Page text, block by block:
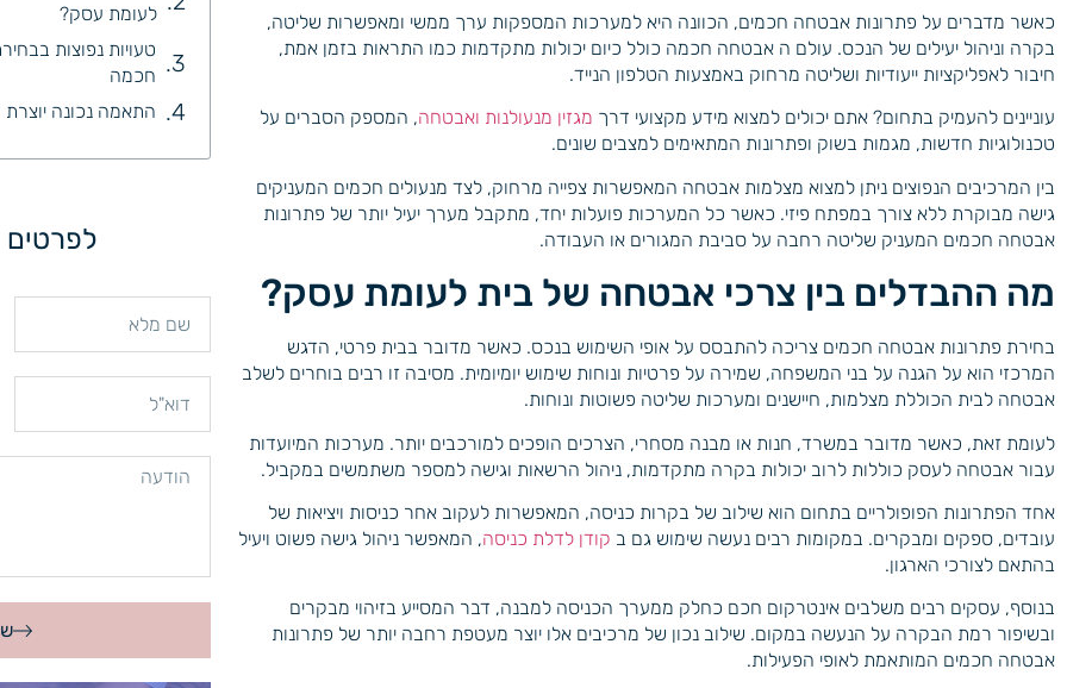
כאשר מדברים על פתרונות אבטחה חכמים, הכוונה היא למערכות המספקות ערך ממשי ומאפשרות שליטה,
בקרה וניהול יעילים של הנכס. עולם ה אבטחה חכמה כולל כיום יכולות מתקדמות כמו התראות בזמן אמת,
חיבור לאפליקציות ייעודיות ושליטה מרחוק באמצעות הטלפון הנייד.
עוניינים להעמיק בתחום? אתם יכולים למצוא מידע מקצועי דרך מגזין מנעולנות ואבטחה, המספק הסברים על
טכנולוגיות חדשות, מגמות בשוק ופתרונות המתאימים למצבים שונים.
בין המרכיבים הנפוצים ניתן למצוא מצלמות אבטחה המאפשרות צפייה מרחוק, לצד מנעולים חכמים המעניקים
גישה מבוקרת ללא צורך במפתח פיזי. כאשר כל המערכות פועלות יחד, מתקבל מערך יעיל יותר של פתרונות
אבטחה חכמים המעניק שליטה רחבה על סביבת המגורים או העבודה.
מה ההבדלים בין צרכי אבטחה של בית לעומת עסק?
בחירת פתרונות אבטחה חכמים צריכה להתבסס על אופי השימוש בנכס. כאשר מדובר בבית פרטי, הדגש
המרכזי הוא על הגנה על בני המשפחה, שמירה על פרטיות ונוחות שימוש יומיומית. מסיבה זו רבים בוחרים לשלב
אבטחה לבית הכוללת מצלמות, חיישנים ומערכות שליטה פשוטות ונוחות.
לעומת זאת, כאשר מדובר במשרד, חנות או מבנה מסחרי, הצרכים הופכים למורכבים יותר. מערכות המיועדות
עבור אבטחה לעסק כוללות לרוב יכולות בקרה מתקדמות, ניהול הרשאות וגישה למספר משתמשים במקביל.
אחד הפתרונות הפופולריים בתחום הוא שילוב של בקרות כניסה, המאפשרות לעקוב אחר כניסות ויציאות של
עובדים, ספקים ומבקרים. במקומות רבים נעשה שימוש גם ב קודן לדלת כניסה, המאפשר ניהול גישה פשוט ויעיל
בהתאם לצורכי הארגון.
בנוסף, עסקים רבים משלבים אינטרקום חכם כחלק ממערך הכניסה למבנה, דבר המסייע בזיהוי מבקרים
ובשיפור רמת הבקרה על הנעשה במקום. שילוב נכון של מרכיבים אלו יוצר מעטפת רחבה יותר של פתרונות
אבטחה חכמים המותאמת לאופי הפעילות.
לעומת עסק?
טעויות נפוצות
חכמה
התאמה נכונה יוצרת
לפרטים